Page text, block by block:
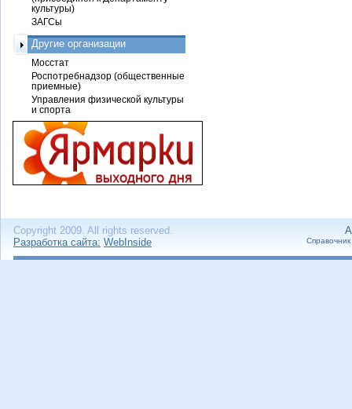
культуры)
ЗАГСы
Другие организации
Мосстат
Роспотребнадзор (общественные
приемные)
Управления физической культуры
и спорта
Copyright 2009. All rights reserved.
Разработка сайта: WebInside